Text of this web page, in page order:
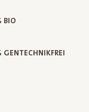
BIO
GENTECHNIKFREI